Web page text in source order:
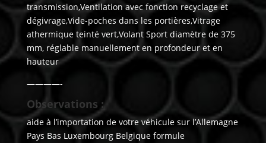
transmission,Ventilation avec fonction recyclage et
dégivrage,Vide-poches dans les portières,Vitrage
athermique teinté vert,Volant Sport diamètre de 375
mm, réglable manuellement en profondeur et en
hauteur
————-
Observations :
aide à l’importation de votre véhicule sur l’Allemagne
Pays Bas Luxembourg Belgique formule